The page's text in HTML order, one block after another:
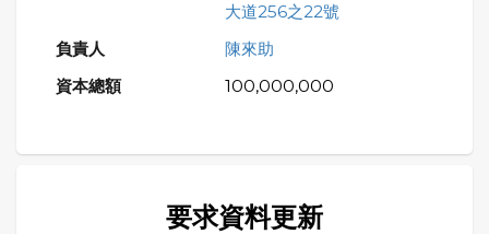
大道256之22號
陳來助
100,000,000
要求資料更新